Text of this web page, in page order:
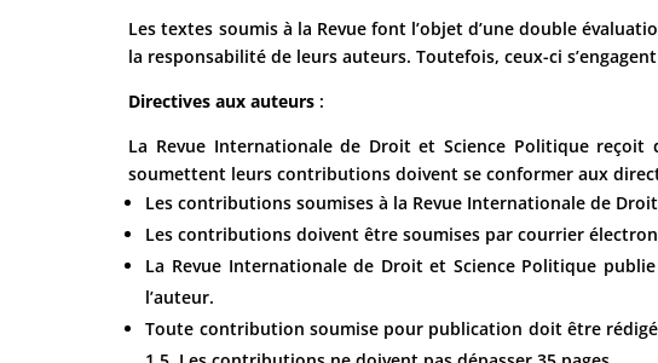
Les textes soumis à la Revue font l’objet d’une double
la responsabilité de leurs auteurs. Toutefois, ceux-ci
Directives aux auteurs :
La Revue Internationale de Droit et Science Politique
soumettent leurs contributions doivent se conformer aux
Les contributions soumises à la Revue Internationale de
Les contributions doivent être soumises par courrier
La Revue Internationale de Droit et Science Politique
l’auteur.
Toute contribution soumise pour publication doit être